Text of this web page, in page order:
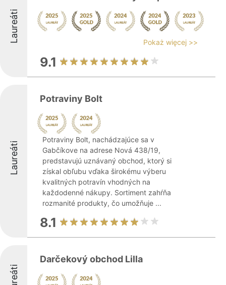
Laureáti Pokaż więcej >>
9.1
Laureáti
Potraviny Bolt
Potraviny Bolt, nachádzajúce sa v
Gabčíkove na adrese Nová 438/19,
predstavujú uznávaný obchod, ktorý si
získal obľubu vďaka širokému výberu
kvalitných potravín vhodných na
každodenné nákupy. Sortiment zahŕňa
rozmanité produkty, čo umožňuje ...
8.1
Darčekový obchod Lilla